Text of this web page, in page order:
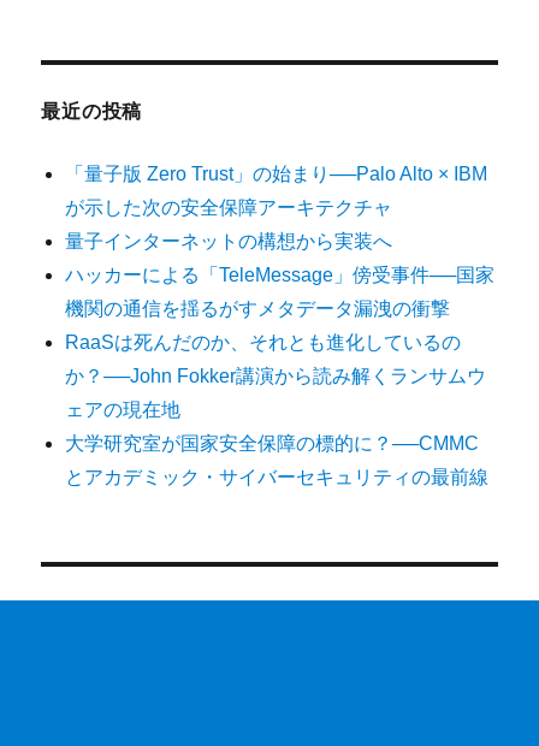
最近の投稿
「量子版 Zero Trust」の始まり──Palo Alto × IBM
が示した次の安全保障アーキテクチャ
量子インターネットの構想から実装へ
ハッカーによる「TeleMessage」傍受事件──国家
機関の通信を揺るがすメタデータ漏洩の衝撃
RaaSは死んだのか、それとも進化しているの
か？──John Fokker講演から読み解くランサムウ
ェアの現在地
大学研究室が国家安全保障の標的に？──CMMC
とアカデミック・サイバーセキュリティの最前線